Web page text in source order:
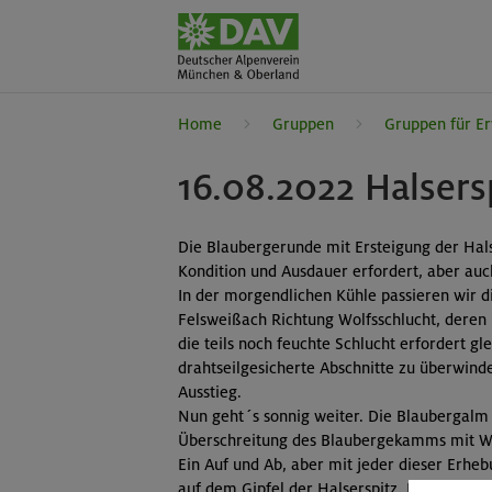
Home Gruppen Gruppen für
16.08.2022
Die Blaubergerunde mit Ersteigung der
Kondition und Ausdauer erfordert, aber
In der morgendlichen Kühle passieren wir
Felsweißach Richtung Wolfsschlucht,
die teils noch feuchte Schlucht erfordert
drahtseilgesicherte Abschnitte zu
Ausstieg.
Nun geht´s sonnig weiter. Die
Überschreitung des Blaubergekamms mit
Ein Auf und Ab, aber mit jeder dieser